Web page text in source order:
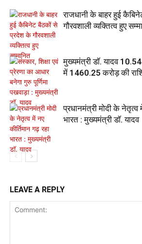
राजधानी के बाहर हुई
गौरवशाली व्यक्तित्व हुए
मुख्यमंत्री डॉ. यादव
में 1460.25 करोड़ की
प्रधानमंत्री मोदी के नेतृत्व
भारत : मुख्यमंत्री डॉ. यादव
LEAVE A REPLY